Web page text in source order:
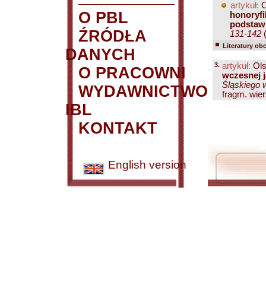
O PBL
ŹRÓDŁA
DANYCH
O PRACOWNI
WYDAWNICTWO
IBL
KONTAKT
English version
artykuł:
131-142
Literatury
3. artykuł:
wczesnej
Śląskiego
fragm.